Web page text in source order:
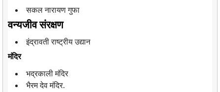
सकल नारायण गुफा
वन्यजीव संरक्षण
इंद्रावती राष्ट्रीय उद्यान
मंदिर
भद्रकाली मंदिर
भैरम देव मंदिर.